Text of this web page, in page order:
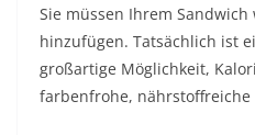
Sie müssen Ihrem Sandwich
hinzufügen. Tatsächlich ist
großartige Möglichkeit,
farbenfrohe,